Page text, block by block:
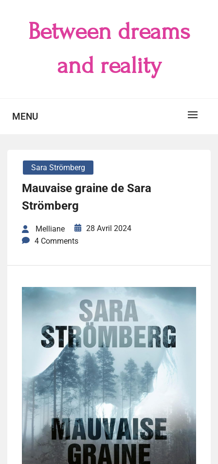
Between dreams
and reality
MENU
Sara Strömberg
Mauvaise graine de Sara
Strömberg
Melliane
28 Avril 2024
4 Comments